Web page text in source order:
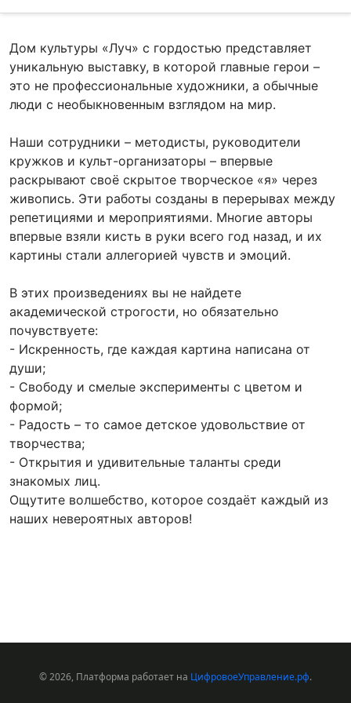
Дом культуры «Луч» с гордостью представляет
уникальную выставку, в которой главные герои –
это не профессиональные художники, а обычные
люди с необыкновенным взглядом на мир.
Наши сотрудники – методисты, руководители
кружков и культ-организаторы – впервые
раскрывают своё скрытое творческое «я» через
живопись. Эти работы созданы в перерывах между
репетициями и мероприятиями. Многие авторы
впервые взяли кисть в руки всего год назад, и их
картины стали аллегорией чувств и эмоций.
В этих произведениях вы не найдете
академической строгости, но обязательно
почувствуете:
- Искренность, где каждая картина написана от
души;
- Свободу и смелые эксперименты с цветом и
формой;
- Радость – то самое детское удовольствие от
творчества;
- Открытия и удивительные таланты среди
знакомых лиц.
Ощутите волшебство, которое создаёт каждый из
наших невероятных авторов!
© 2026, Платформа работает на ЦифровоеУправление.рф.